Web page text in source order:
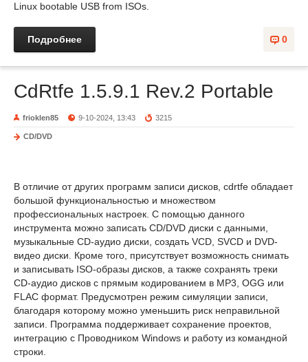
Linux bootable USB from ISOs.
0
Подробнее
CdRtfe 1.5.9.1 Rev.2 Portable
frioklen85 9-10-2024, 13:43 3215
CD/DVD
В отличие от других программ записи дисков, cdrtfe обладает
большой функциональностью и множеством
профессиональных настроек. С помощью данного
инструмента можно записать CD/DVD диски с данными,
музыкальные CD-аудио диски, создать VCD, SVCD и DVD-
видео диски. Кроме того, присутствует возможность снимать
и записывать ISO-образы дисков, а также сохранять треки
CD-аудио дисков с прямым кодированием в MP3, OGG или
FLAC формат. Предусмотрен режим симуляции записи,
благодаря которому можно уменьшить риск неправильной
записи. Программа поддерживает сохранение проектов,
интеграцию с Проводником Windows и работу из командной
строки.